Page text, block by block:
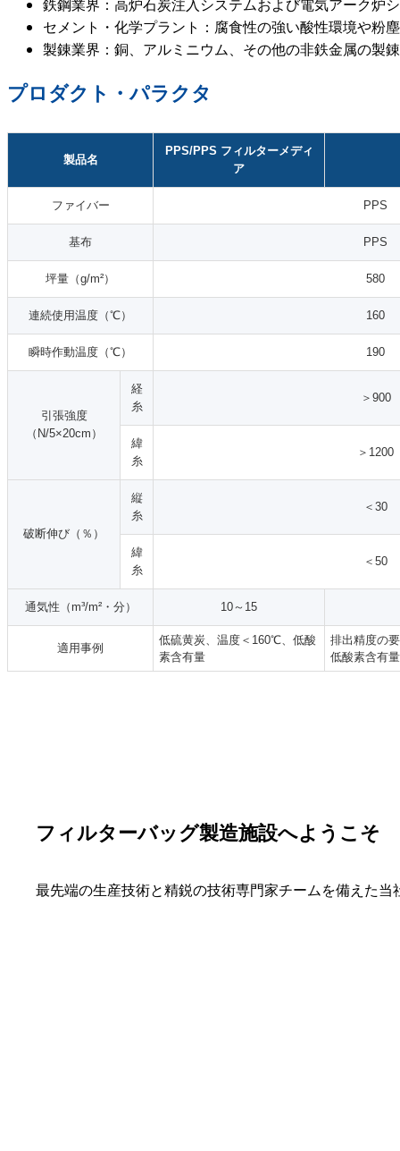
鉄鋼業界：高炉石炭注入システムおよび電気アーク炉
セメント・化学プラント：腐食性の強い酸性環境や粉
製錬業界：銅、アルミニウム、その他の非鉄金属の製
プロダクト・パラクタ
製品名
PPS/PPS フィルターメディ
ア
ファイバー PPS
基布 PPS
坪量（g/m²） 580
連続使用温度（℃） 160
瞬時作動温度（℃） 190
引張強度
（N/5×20cm）
経
糸
＞900
緯
糸
＞1200
破断伸び（％）
縦
糸
＜30
緯
糸
＜50
通気性（m³/m²・分） 10～15
適用事例
低硫黄炭、温度＜160℃、低酸
素含有量
排出精度の
低酸素含有量
フィルターバッグ製造施設へようこそ
最先端の生産技術と精鋭の技術専門家チームを備えた